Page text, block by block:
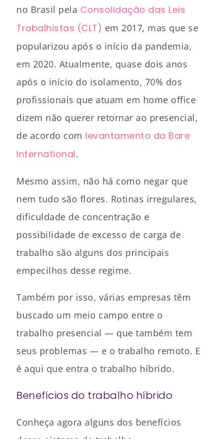
no Brasil pela Consolidação das Leis
Trabalhistas (CLT) em 2017, mas que se
popularizou após o início da pandemia,
em 2020. Atualmente, quase dois anos
após o início do isolamento, 70% dos
profissionais que atuam em home office
dizem não querer retornar ao presencial,
de acordo com levantamento da Bare
International.
Mesmo assim, não há como negar que
nem tudo são flores. Rotinas irregulares,
dificuldade de concentração e
possibilidade de excesso de carga de
trabalho são alguns dos principais
empecilhos desse regime.
Também por isso, várias empresas têm
buscado um meio campo entre o
trabalho presencial — que também tem
seus problemas — e o trabalho remoto. E
é aqui que entra o trabalho híbrido.
Benefícios do trabalho híbrido
Conheça agora alguns dos benefícios